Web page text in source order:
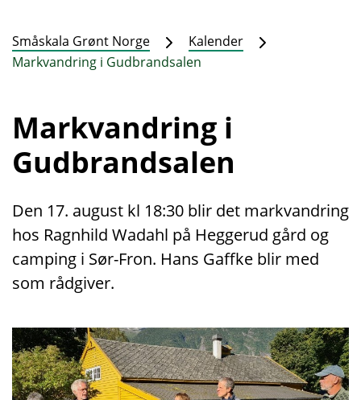
Småskala Grønt Norge
Kalender
Markvandring i Gudbrandsalen
Markvandring i
Gudbrandsalen
Den 17. august kl 18:30 blir det markvandring
hos Ragnhild Wadahl på Heggerud gård og
camping i Sør-Fron. Hans Gaffke blir med
som rådgiver.